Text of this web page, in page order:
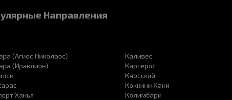
Направления
(Агиос Николаос)
(Ираклион)
Ханья
Каливес
Картерос
Кносский
Коккини Хани
Колимбари